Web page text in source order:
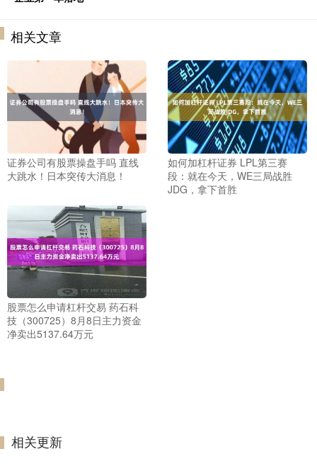
相关文章
证券公司有股票操盘手吗 直线
大跳水！日本突传大消息！
如何加杠杆证券 LPL第三赛
段：就在今天，WE三局战胜
JDG，拿下首胜
股票怎么申请杠杆交易 药石科
技（300725）8月8日主力资金
净卖出5137.64万元
相关更新